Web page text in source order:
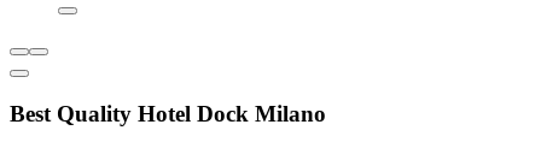
Best Quality Hotel Dock Milano